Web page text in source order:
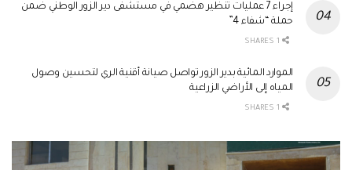
إجراء 7 عمليات تنظير هضمي في مستشفى دير الزور الوطني ضمن
حملة “شفاء 4”
الموارد المائية بدير الزور تواصل صيانة أقنية الري لتحسين وصول
المياه إلى الأراضي الزراعية